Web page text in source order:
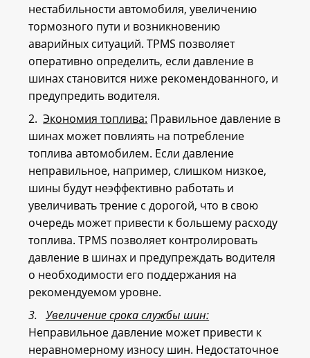
нестабильности автомобиля, увеличению
тормозного пути и возникновению
аварийных ситуаций. TPMS позволяет
оперативно определить, если давление в
шинах становится ниже рекомендованного, и
предупредить водителя.
2.Экономия топлива: Правильное давление в
шинах может повлиять на потребление
топлива автомобилем. Если давление
неправильное, например, слишком низкое,
шины будут неэффективно работать и
увеличивать трение с дорогой, что в свою
очередь может привести к большему расходу
топлива. TPMS позволяет контролировать
давление в шинах и предупреждать водителя
о необходимости его поддержания на
рекомендуемом уровне.
3.Увеличение срока службы шин:
Неправильное давление может привести к
неравномерному износу шин. Недостаточное